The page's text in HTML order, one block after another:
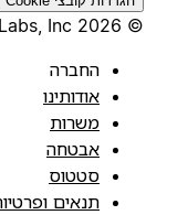
החברה
אודותינו
משרות
אבטחה
סטטוס
תנאים ופרטיות